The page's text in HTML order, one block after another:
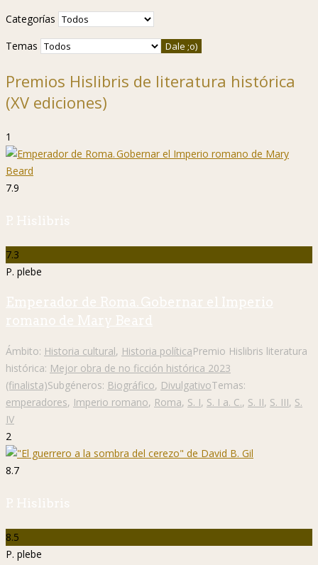
Categorías
Temas
Premios Hislibris de literatura histórica
(XV ediciones)
1
7.9
P. Hislibris
7.3
P. plebe
Emperador de Roma. Gobernar el Imperio
romano de Mary Beard
Ámbito: Historia cultural, Historia políticaPremio Hislibris literatura
histórica: Mejor obra de no ficción histórica 2023
(finalista)Subgéneros: Biográfico, DivulgativoTemas:
emperadores, Imperio romano, Roma, S. I, S. I a. C., S. II, S. III, S.
IV
2
8.7
P. Hislibris
8.5
P. plebe